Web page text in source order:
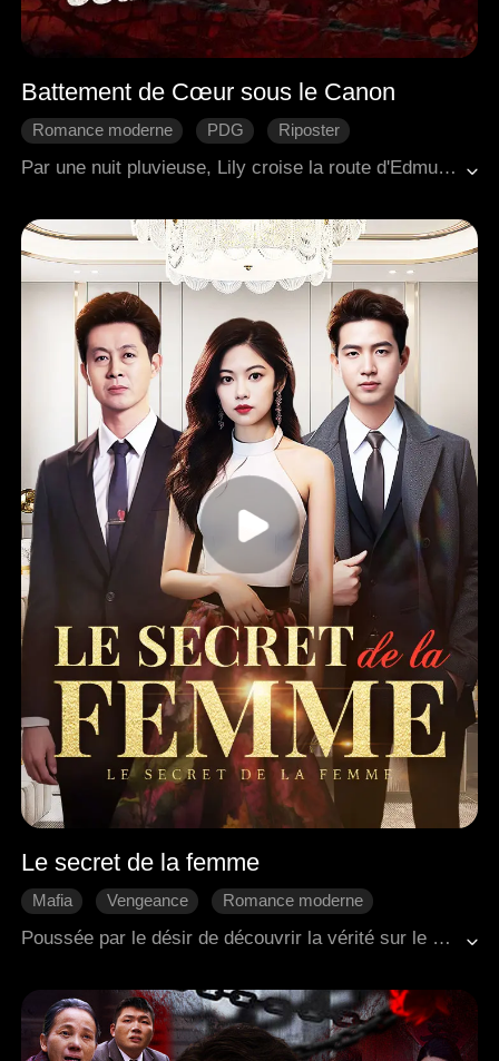
Battement de Cœur sous le Canon
Romance moderne PDG
Riposter
Par une nuit pluvieuse, Lily croise la route d'Edmund, un mystérieux et puissant parrain de la mafia. Subjugué sur-le-champ, il tombe amoureux d'elle au premier regard et entreprend de la poursuivre avec une détermination irrésistible. Apprenant qu'elle a déjà un petit ami, il lui intime froidement de le quitter. Lily affirme avoir besoin de liberté, et il lui promet qu'elle obtiendra tout ce qu'elle désire à condition d'être à lui. Lorsque Lily est trahie et humiliée par son copain et sa maîtresse, Edmund intervient pour la protéger et rétablir la justice. Derrière son charme possessif se cache un homme capable d'un amour profond et authentique. À la fin, Lily succombe peu à peu à sa poursuite obstinée.
Le secret de la femme
Mafia Vengeance Romance moderne
Poussée par le désir de découvrir la vérité sur le meurtre de sa mère, elle a volontairement épousé l'infâme Gerardo.